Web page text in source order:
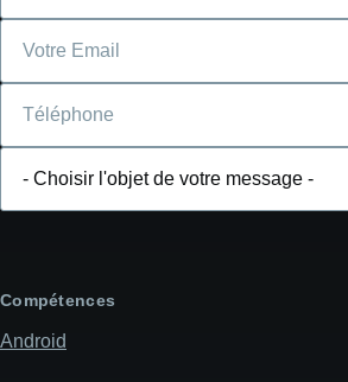
message
Compétences
Android